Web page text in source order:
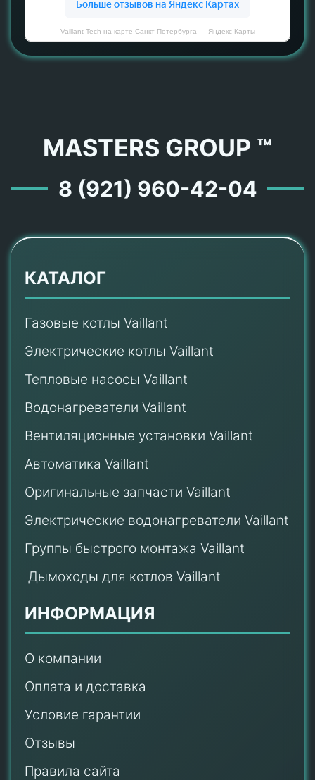
Vaillant Tech на карте Санкт‑Петербурга — Яндекс Карты
MASTERS GROUP ™
8 (921) 960-42-04
КАТАЛОГ
Газовые котлы Vaillant
Электрические котлы Vaillant
Тепловые насосы Vaillant
Водонагреватели Vaillant
Вентиляционные установки Vaillant
Автоматика Vaillant
Оригинальные запчасти Vaillant
Электрические водонагреватели Vaillant
Группы быстрого монтажа Vaillant
Дымоходы для котлов Vaillant
ИНФОРМАЦИЯ
О компании
Оплата и доставка
Условие гарантии
Отзывы
Правила сайта